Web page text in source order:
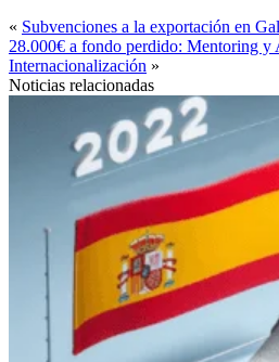
« Subvenciones a la exportación en
28.000€ a fondo perdido: Mentoring y
Internacionalización »
Noticias relacionadas